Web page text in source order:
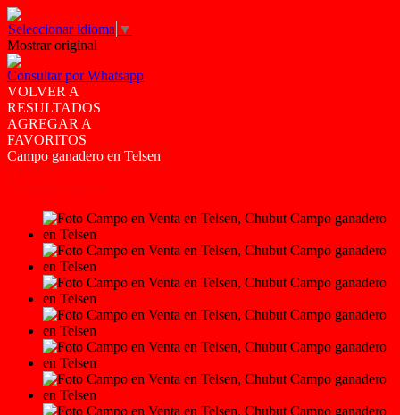
Seleccionar idioma ▼
Mostrar original
Consultar por Whatsapp
VOLVER A
RESULTADOS
AGREGAR A
FAVORITOS
Campo ganadero en Telsen